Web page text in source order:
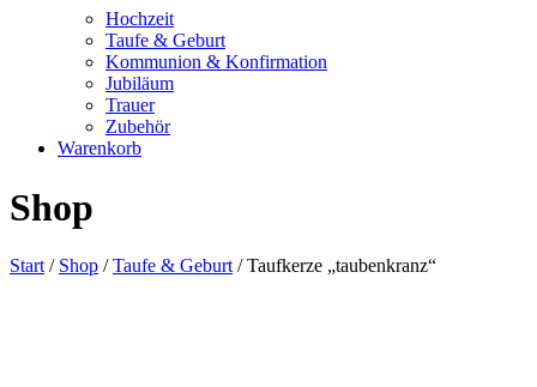
Hochzeit
Taufe & Geburt
Kommunion & Konfirmation
Jubiläum
Trauer
Zubehör
Warenkorb
Shop
Start / Shop /Taufe & Geburt / Taufkerze „taubenkranz“